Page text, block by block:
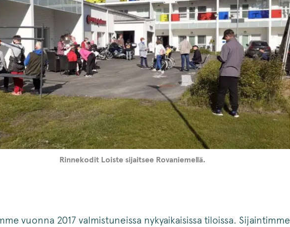
Rinnekodit Loiste sijaitsee Rovaniemellä.
vuonna 2017 valmistuneissa nykyaikaisissa tiloissa. Sijaintimme